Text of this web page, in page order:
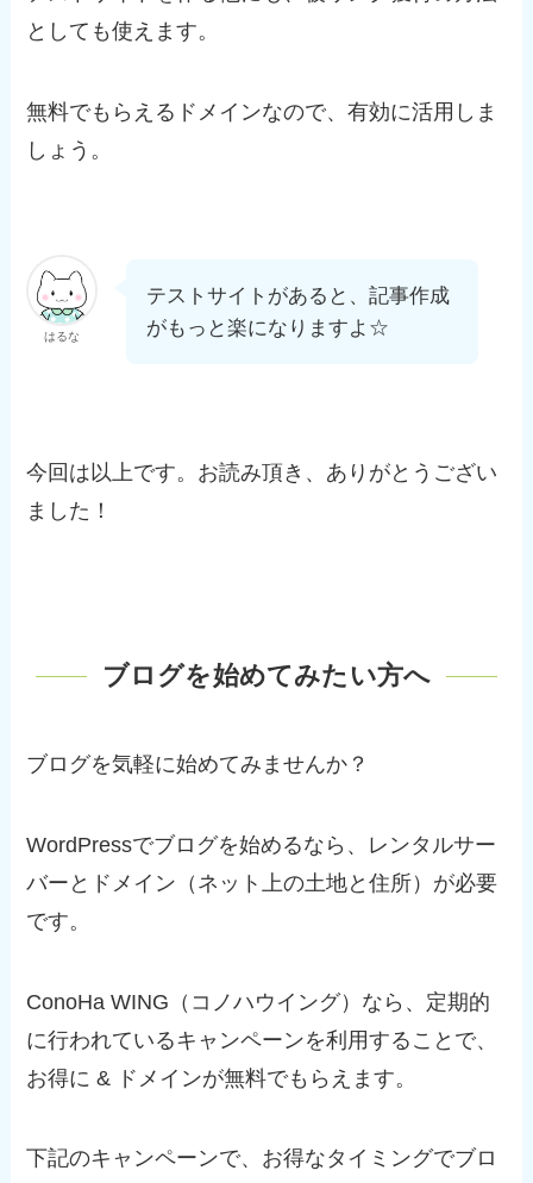
としても使えます。
無料でもらえるドメインなので、有効に活用しま
しょう。
はるな
テストサイトがあると、記事作成
がもっと楽になりますよ☆
今回は以上です。お読み頂き、ありがとうござい
ました！
ブログを始めてみたい方へ
ブログを気軽に始めてみませんか？
WordPressでブログを始めるなら、レンタルサー
バーとドメイン（ネット上の土地と住所）が必要
です。
ConoHa WING（コノハウイング）なら、定期的
に行われているキャンペーンを利用することで、
お得に & ドメインが無料でもらえます。
下記のキャンペーンで、お得なタイミングでブロ